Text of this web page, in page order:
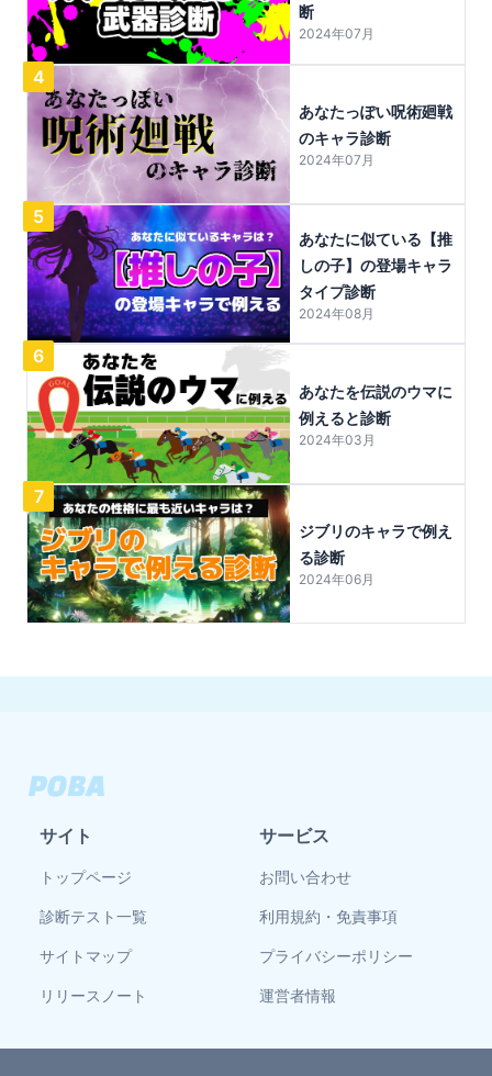
断
2024年07月
4
あなたっぽい呪術廻戦
のキャラ診断
2024年07月
5
あなたに似ている【推
しの子】の登場キャラ
タイプ診断
2024年08月
6
あなたを伝説のウマに
例えると診断
2024年03月
7
ジブリのキャラで例え
る診断
2024年06月
サイト
トップページ
診断テスト一覧
サイトマップ
リリースノート
サービス
お問い合わせ
利用規約・免責事項
プライバシーポリシー
運営者情報